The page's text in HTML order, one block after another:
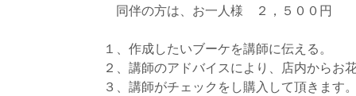
同伴の方は、お一人様 ２，５００円
１、作成したいブーケを講師に伝える。
２、講師のアドバイスにより、店内からお
３、講師がチェックをし購入して頂きます